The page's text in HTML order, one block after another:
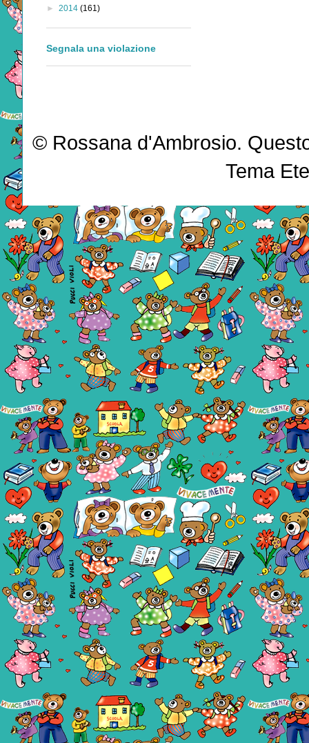
► 2014 (161)
Segnala una violazione
© Rossana d'Ambrosio.
Tema